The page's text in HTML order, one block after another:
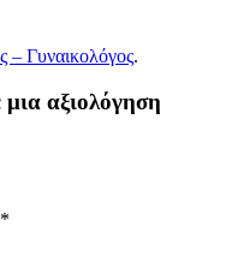
– Γυναικολόγος.
αξιολόγηση
*